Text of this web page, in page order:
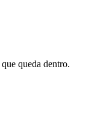
queda dentro.